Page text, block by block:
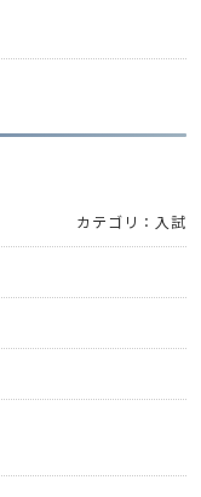
カテゴリ：入試